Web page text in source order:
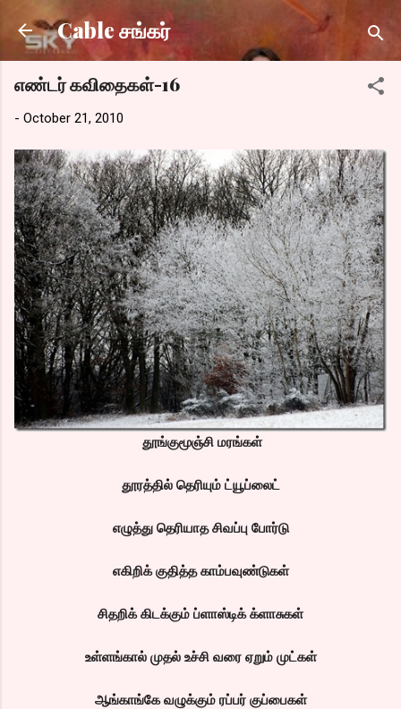
Skip to main content
Cable சங்கர்
எண்டர் கவிதைகள்-16
- October 21, 2010
தூங்குமூஞ்சி மரங்கள்
தூரத்தில் தெரியும் ட்யூப்லைட்
எழுத்து தெரியாத சிவப்பு போர்டு
எகிறிக் குதித்த காம்பவுண்டுகள்
சிதறிக் கிடக்கும் ப்ளாஸ்டிக் க்ளாசுகள்
உள்ளங்கால் முதல் உச்சி வரை ஏறும் முட்கள்
ஆங்காங்கே வழுக்கும் ரப்பர் குப்பைகள்